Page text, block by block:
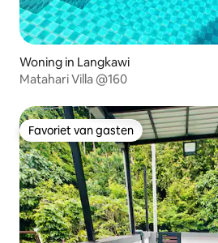
Woning in Langkawi
Matahari Villa @160
Favoriet van gasten
Favoriet van gasten